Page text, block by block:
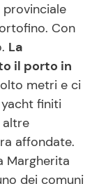
e Veloci
Bambini
Con
La
il porto in
metri e ci
finiti
altre
affondate.
Margherita
dei comuni